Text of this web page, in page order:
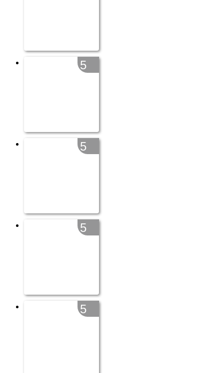
5
5
5
5